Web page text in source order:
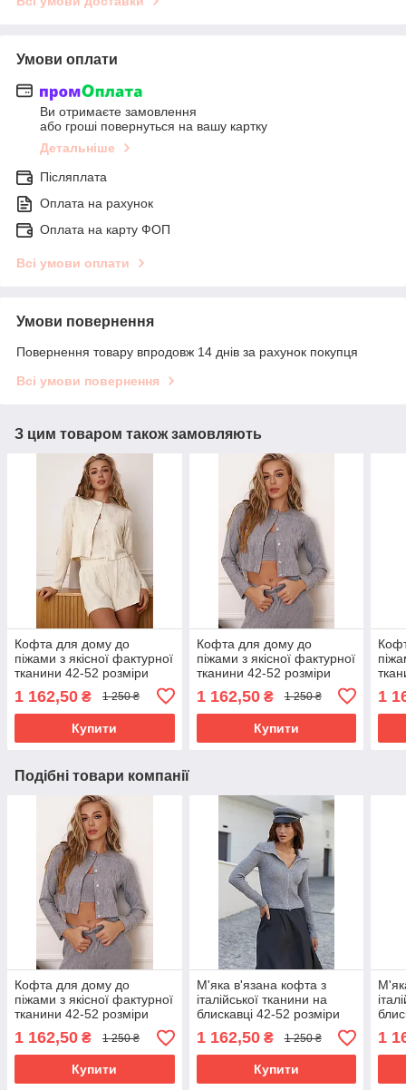
Умови оплати
Ви отримаєте замовлення
або гроші повернуться на вашу картку
Детальніше
Післяплата
Оплата на рахунок
Оплата на карту ФОП
Всі умови оплати
Умови повернення
Повернення товару впродовж 14 днів за рахунок покупця
Всі умови повернення
З цим товаром також замовляють
Кофта для дому до
піжами з якісної фактурної
тканини 42-52 розміри
1 162,50 ₴ 1 250 ₴
Купити
Кофта для дому до
піжами з якісної фактурної
тканини 42-52 розміри
1 162,50₴ 1 250 ₴
Купити
1
Подібні товари компанії
Кофта для дому до
піжами з якісної фактурної
тканини 42-52 розміри
різні кольори сіра
1 162,50 ₴ 1 250 ₴
Купити
М'яка в'язана кофта з
італійської тканини на
блискавці 42-52 розміри
різні кольори сіра
1 162,50₴ 1 250 ₴
Купити
1